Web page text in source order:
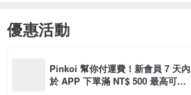
優惠活動
Pinkoi 幫你付運費！新會員 7 天內
於 APP 下單滿 NT$ 500 最高可折